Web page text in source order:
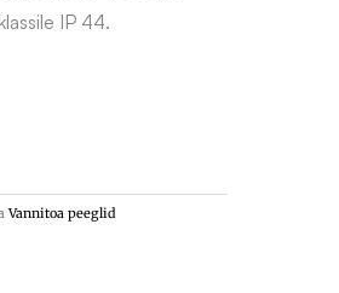
IP 44.
Vannitoa peeglid